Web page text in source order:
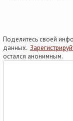
Поделитесь своей
данных.
остался анонимным.